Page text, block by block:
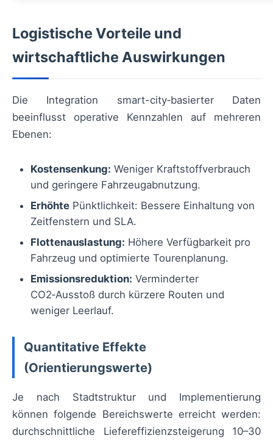
Logistische Vorteile und
wirtschaftliche Auswirkungen
Die Integration smart-city‑basierter Daten
beeinflusst operative Kennzahlen auf mehreren
Ebenen:
Kostensenkung: Weniger Kraftstoffverbrauch
und geringere Fahrzeugabnutzung.
Erhöhte Pünktlichkeit: Bessere Einhaltung von
Zeitfenstern und SLA.
Flottenauslastung: Höhere Verfügbarkeit pro
Fahrzeug und optimierte Tourenplanung.
Emissionsreduktion: Verminderter
CO2‑Ausstoß durch kürzere Routen und
weniger Leerlauf.
Quantitative Effekte
(Orientierungswerte)
Je nach Stadtstruktur und Implementierung
können folgende Bereichswerte erreicht werden:
durchschnittliche Liefereffizienzsteigerung 10–30